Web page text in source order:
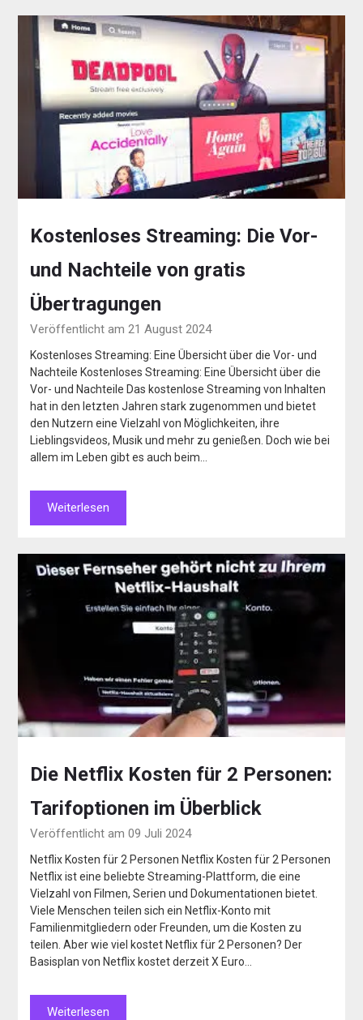
Kostenloses Streaming: Die Vor-
und Nachteile von gratis
Übertragungen
Veröffentlicht am 21 August 2024
Kostenloses Streaming: Eine Übersicht über die Vor- und
Nachteile Kostenloses Streaming: Eine Übersicht über die
Vor- und Nachteile Das kostenlose Streaming von Inhalten
hat in den letzten Jahren stark zugenommen und bietet
den Nutzern eine Vielzahl von Möglichkeiten, ihre
Lieblingsvideos, Musik und mehr zu genießen. Doch wie bei
allem im Leben gibt es auch beim…
Weiterlesen
Die Netflix Kosten für 2 Personen:
Tarifoptionen im Überblick
Veröffentlicht am 09 Juli 2024
Netflix Kosten für 2 Personen Netflix Kosten für 2 Personen
Netflix ist eine beliebte Streaming-Plattform, die eine
Vielzahl von Filmen, Serien und Dokumentationen bietet.
Viele Menschen teilen sich ein Netflix-Konto mit
Familienmitgliedern oder Freunden, um die Kosten zu
teilen. Aber wie viel kostet Netflix für 2 Personen? Der
Basisplan von Netflix kostet derzeit X Euro…
Weiterlesen